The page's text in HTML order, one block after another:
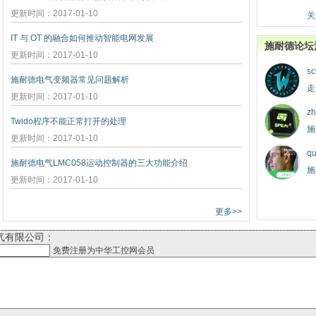
更新时间：2017-01-10
IT 与 OT 的融合如何推动智能电网发展
更新时间：2017-01-10
施耐德电气变频器常见问题解析
更新时间：2017-01-10
Twido程序不能正常打开的处理
更新时间：2017-01-10
施耐德电气LMC058运动控制器的三大功能介绍
更新时间：2017-01-10
更多>>
施耐德论
限公司：
免费注册为中华工控网会员